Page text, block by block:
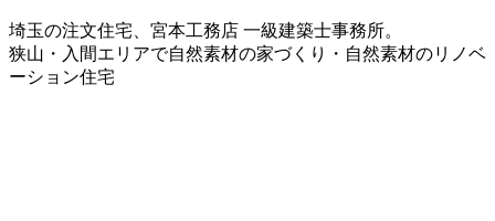
埼玉の注文住宅、宮本工務店 一級建築士事務所。
狭山・入間エリアで自然素材の家づくり・自然素材のリノベ
ーション住宅